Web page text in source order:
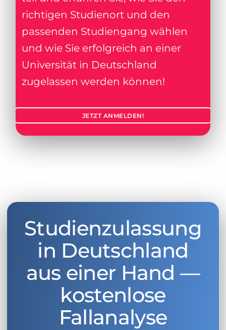
richtigen Studienort und den
passenden Studiengang wählen
und wie Sie erfolgreich an einer
Universität in Deutschland
zugelassen werden können!
JETZT ANMELDEN!
Studienzulassung
in Deutschland
aus einer Hand —
kostenlose
Fallanalyse